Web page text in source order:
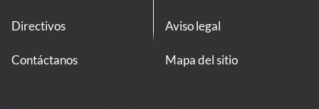
Directivos
Contáctanos
Aviso legal
Mapa del sitio